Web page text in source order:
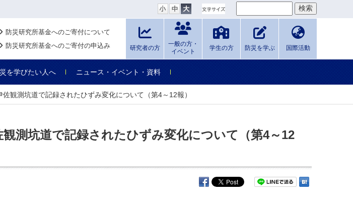
防災研究所基金へのご寄付について
防災研究所基金へのご寄付の申込み
研究者の方
一般の方・
イベント
学生の方 防災を学ぶ 国際活動
を学びたい人へ ニュース・イベント・資料
観測坑道で記録されたひずみ変化について（第4～12報）
測坑道で記録されたひずみ変化について（第4～12